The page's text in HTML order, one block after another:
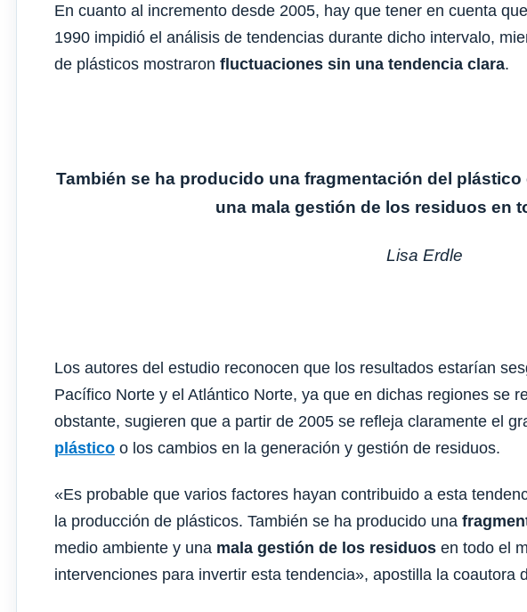
En cuanto al incremento desde 2005, hay que tener en cuenta
1990 impidió el análisis de tendencias durante dicho intervalo,
de plásticos mostraron fluctuaciones sin una tendencia clara.
También se ha producido una fragmentación del
una mala gestión de los residuos en
Lisa Erdle
Los autores del estudio reconocen que los resultados estarían
Pacífico Norte y el Atlántico Norte, ya que en dichas regiones se
obstante, sugieren que a partir de 2005 se refleja claramente el
plástico o los cambios en la generación y gestión de residuos.
«Es probable que varios factores hayan contribuido a esta
la producción de plásticos. También se ha producido una
medio ambiente y una mala gestión de los residuos en todo el
intervenciones para invertir esta tendencia», apostilla la coautora